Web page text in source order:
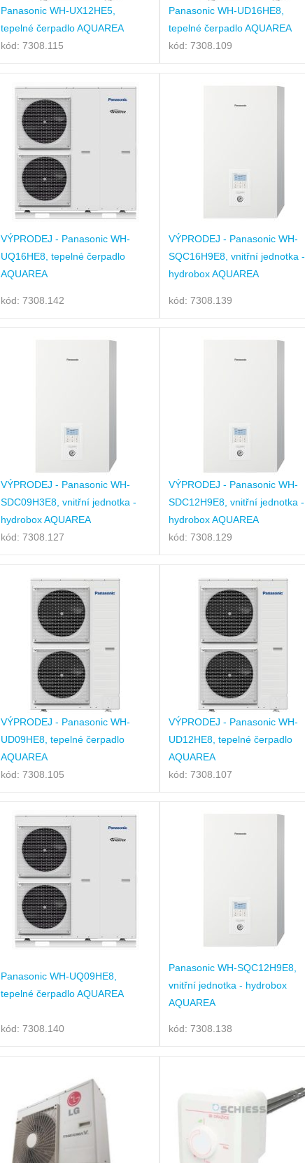
Panasonic WH-UX12HE5,
tepelné čerpadlo AQUAREA
kód: 7308.115
Panasonic WH-UD16HE8,
tepelné čerpadlo AQUAREA
kód: 7308.109
VÝPRODEJ - Panasonic WH-
UQ16HE8, tepelné čerpadlo
AQUAREA
kód: 7308.142
VÝPRODEJ - Panasonic WH-
SQC16H9E8, vnitřní jednotka -
hydrobox AQUAREA
kód: 7308.139
VÝPRODEJ - Panasonic WH-
SDC09H3E8, vnitřní jednotka -
hydrobox AQUAREA
kód: 7308.127
VÝPRODEJ - Panasonic WH-
SDC12H9E8, vnitřní jednotka -
hydrobox AQUAREA
kód: 7308.129
VÝPRODEJ - Panasonic WH-
UD09HE8, tepelné čerpadlo
AQUAREA
kód: 7308.105
VÝPRODEJ - Panasonic WH-
UD12HE8, tepelné čerpadlo
AQUAREA
kód: 7308.107
Panasonic WH-UQ09HE8,
tepelné čerpadlo AQUAREA
kód: 7308.140
Panasonic WH-SQC12H9E8,
vnitřní jednotka - hydrobox
AQUAREA
kód: 7308.138